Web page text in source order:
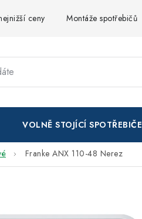
ceny Montáže spotřebičů
VOLNĚ STOJÍCÍ SPOTŘEBIČE
Franke ANX 110-48 Nerez